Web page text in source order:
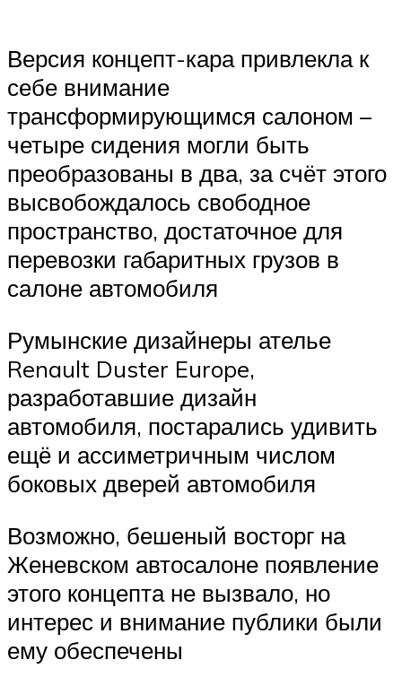
Версия концепт-кара привлекла к
себе внимание
трансформирующимся салоном –
четыре сидения могли быть
преобразованы в два, за счёт этого
высвобождалось свободное
пространство, достаточное для
перевозки габаритных грузов в
салоне автомобиля
Румынские дизайнеры ателье
Renault Duster Europe,
разработавшие дизайн
автомобиля, постарались удивить
ещё и ассиметричным числом
боковых дверей автомобиля
Возможно, бешеный восторг на
Женевском автосалоне появление
этого концепта не вызвало, но
интерес и внимание публики были
ему обеспечены